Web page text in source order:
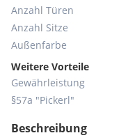
Anzahl Türen
Anzahl Sitze
Außenfarbe
Weitere Vorteile
Gewährleistung
§57a "Pickerl"
Beschreibung